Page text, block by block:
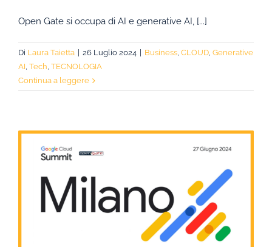
Open Gate si occupa di AI e generative AI, [...]
Di Laura Taietta 26 Luglio 2024 Business, CLOUD, Generative
AI, Tech, TECNOLOGIA
Continua a leggere